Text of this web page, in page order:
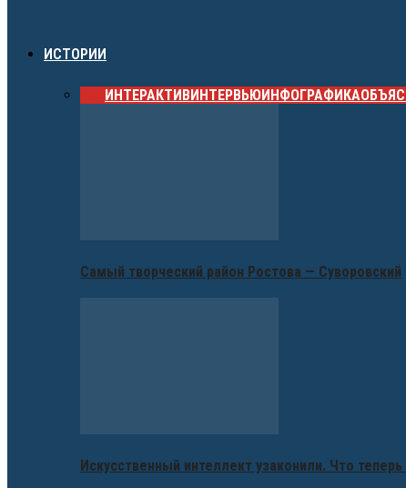
ИСТОРИИ
ИНТЕРАКТИВИНТЕРВЬЮИНФОГРАФИКА
Самый творческий район Ростова — Суворовский
Искусственный интеллект узаконили. Что